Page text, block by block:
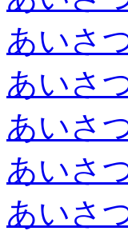
あいさ
あいさ
あいさ
あいさ
あいさ